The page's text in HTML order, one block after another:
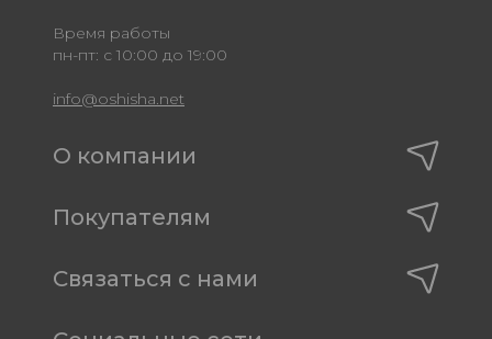
Время работы
пн-пт: с 10:00 до 19:00
info@oshisha.net
О компании
Покупателям
Связаться с нами